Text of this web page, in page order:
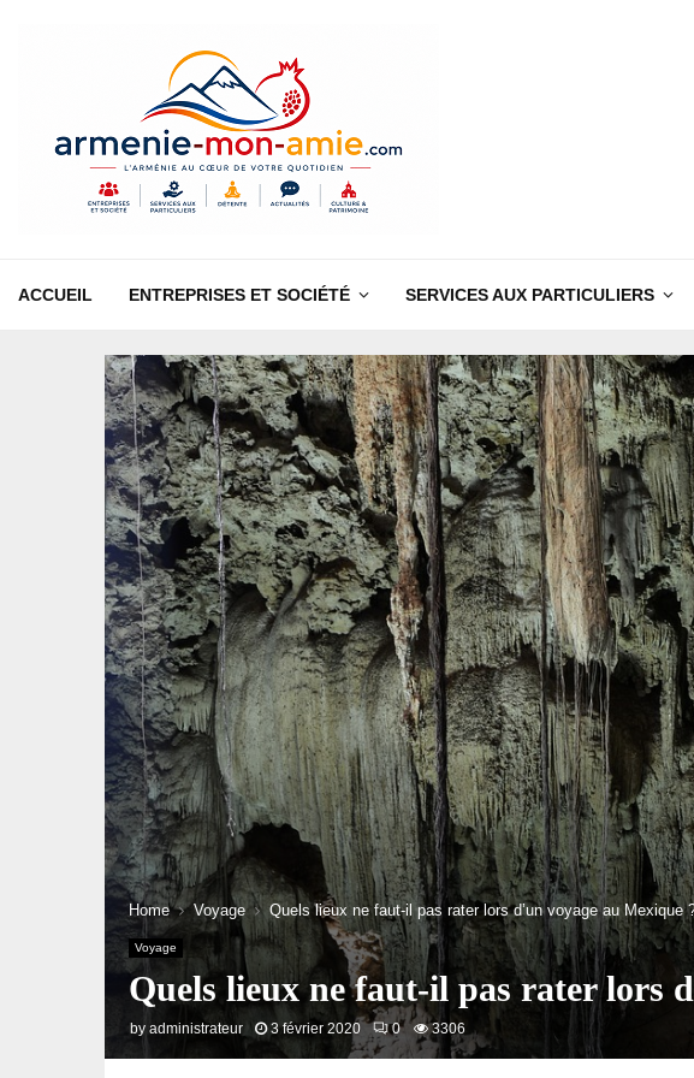
ACCUEIL ENTREPRISES ET SOCIÉTÉ SERVICES AUX PARTICULIERS
Home Voyage Quels lieux ne faut-il pas rater lors d’un voyage au Mexique
Voyage
Quels lieux ne faut-il pas rater lors
by administrateur 3 février 2020 0 3306